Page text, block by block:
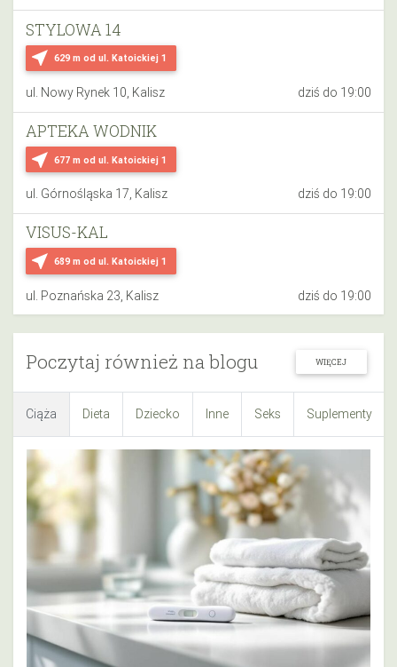
near_me 629 m od ul. Katoickiej 1
STYLOWA 14
ul. Nowy Rynek 10, Kalisz dziś do 19:00
near_me 677 m od ul. Katoickiej 1
APTEKA WODNIK
ul. Górnośląska 17, Kalisz dziś do 19:00
near_me 689 m od ul. Katoickiej 1
VISUS-KAL
ul. Poznańska 23, Kalisz dziś do 19:00
Poczytaj również na blogu WIĘCEJ
Ciąża Dieta Dziecko Inne Seks Suplementy